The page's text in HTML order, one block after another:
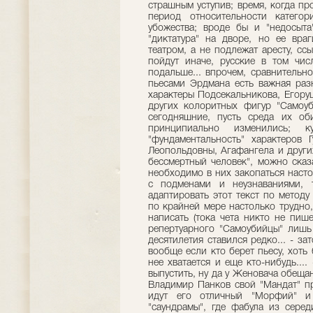
страшным уступив; время, когда
период относительности
убожества; вроде бы и
"диктатура" на дворе, но ее
театром, а не подлежат аресту,
пойдут иначе, русские в том
подальше... впрочем,
пьесами Эрдмана есть важная
характеры Подсекальникова,
других колоритных фигур
сегодняшние, пусть среда их
принципиально изменились;
"фундаментальность" характеров
Леопольдовны, Агафангела и
бессмертный человек", можно
необходимо в них закопаться
с подменами и неузнаваниями,
адаптировать этот текст по
по крайней мере настолько
написать (тока чета никто не
репертуарного "Самоубийцы"
десятилетия ставился редко... -
вообще если кто берет пьесу,
нее хватается и еще кто-
выпустить, ну да у Женовача
Владимир Панков свой "Мандат"
идут его отличный "Морфий" и
"саундрамы", где фабула из